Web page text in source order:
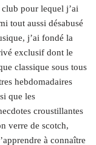
pour lequel j’ai
tout aussi désabusé
j’ai fondé la
exclusif dont le
classique sous tous
hebdomadaires
que les
croustillantes
verre de scotch,
à connaître